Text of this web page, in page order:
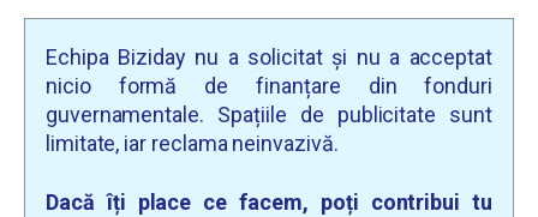
Echipa Biziday nu a solicitat și nu a acceptat
nicio formă de finanțare din fonduri
guvernamentale. Spațiile de publicitate sunt
limitate, iar reclama neinvazivă.
Dacă îți place ce facem, poți contribui tu